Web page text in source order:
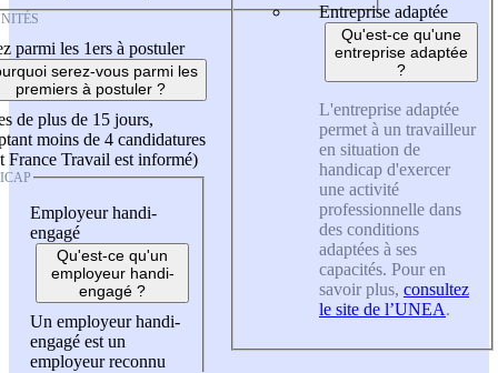
parmi les 1ers à postuler
serez-vous parmi les
premiers à postuler ?
de plus de 15 jours,
moins de 4 candidatures
France Travail est informé)
Employeur handi-
engagé
Qu'est-ce qu'un
employeur handi-
engagé ?
Un employeur handi-
engagé est un
employeur reconnu
Entreprise adaptée
Qu'est-ce qu'une
entreprise adaptée
?
L'entreprise adaptée
permet à un travailleur
en situation de
handicap d'exercer
une activité
professionnelle dans
des conditions
adaptées à ses
capacités. Pour en
savoir plus, consultez
le site de l’UNEA.